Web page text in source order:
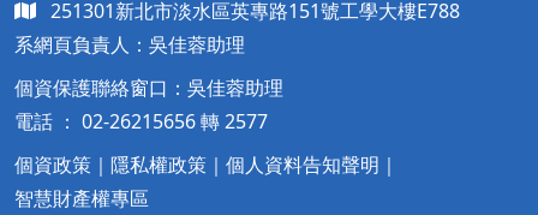
251301新北市淡水區英專路151號工學大樓E788
系網頁負責人：吳佳蓉助理
個資保護聯絡窗口：吳佳蓉助理
電話 ： 02-26215656 轉 2577
個資政策 ｜ 隱私權政策 ｜ 個人資料告知聲明 ｜
智慧財產權專區